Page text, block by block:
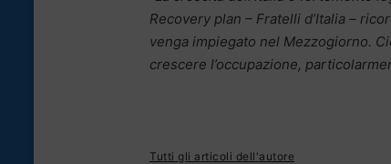
Recovery plan – Fratelli d’Italia –
venga impiegato nel Mezzogiorno.
crescere l’occupazione,
Tutti gli articoli dell'autore